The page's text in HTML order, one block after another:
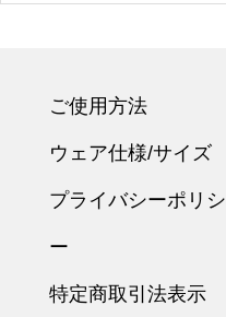
ご使用方法
ウェア仕様/サイズ
プライバシーポリシ
ー
特定商取引法表示